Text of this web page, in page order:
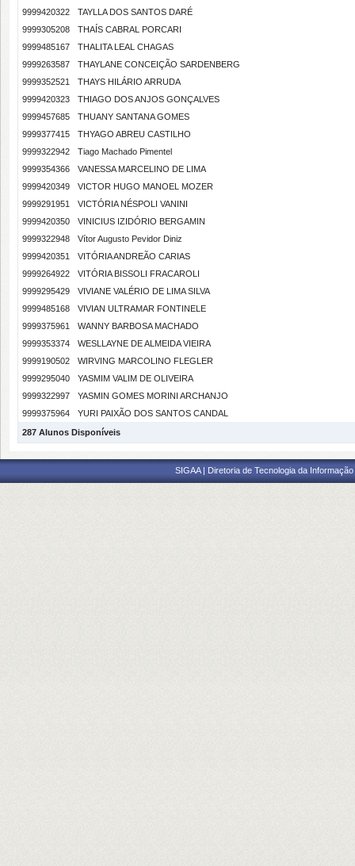
9999420322
TAYLLA DOS SANTOS DARÉ
9999305208
THAÍS CABRAL PORCARI
9999485167
THALITA LEAL CHAGAS
9999263587
THAYLANE CONCEIÇÃO SARDENBERG
9999352521
THAYS HILÁRIO ARRUDA
9999420323
THIAGO DOS ANJOS GONÇALVES
9999457685
THUANY SANTANA GOMES
9999377415
THYAGO ABREU CASTILHO
9999322942
Tiago Machado Pimentel
9999354366
VANESSA MARCELINO DE LIMA
9999420349
VICTOR HUGO MANOEL MOZER
9999291951
VICTÓRIA NÉSPOLI VANINI
9999420350
VINICIUS IZIDÓRIO BERGAMIN
9999322948
Vítor Augusto Pevidor Diniz
9999420351
VITÓRIA ANDREÃO CARIAS
9999264922
VITÓRIA BISSOLI FRACAROLI
9999295429
VIVIANE VALÉRIO DE LIMA SILVA
9999485168
VIVIAN ULTRAMAR FONTINELE
9999375961
WANNY BARBOSA MACHADO
9999353374
WESLLAYNE DE ALMEIDA VIEIRA
9999190502
WIRVING MARCOLINO FLEGLER
9999295040
YASMIM VALIM DE OLIVEIRA
9999322997
YASMIN GOMES MORINI ARCHANJO
9999375964
YURI PAIXÃO DOS SANTOS CANDAL
287 Alunos Disponíveis
SIGAA | Diretoria de Tecnologia da